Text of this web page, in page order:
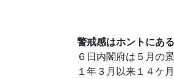
警戒感はホントにあ
６日内閣府は５月の
１年３月以来１４ケ